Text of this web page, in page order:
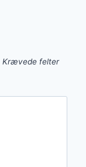
Krævede felter